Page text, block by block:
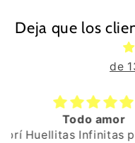
Deja que los
de
Diseño
La opción